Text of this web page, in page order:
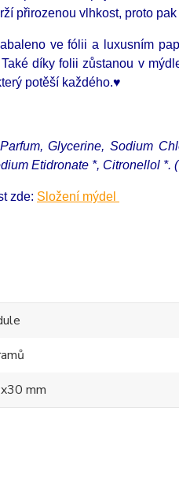
přirozenou vlhkost, proto
ve fólii a luxusním
díky folii zůstanou v
potěší každého.♥
Glycerine, Sodium
Etidronate *, Citronellol *.
zde: Složení mýdel
mm